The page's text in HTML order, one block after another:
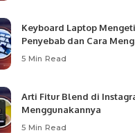
Keyboard Laptop
Penyebab dan Cara
5 Min Read
Arti Fitur Blend di
Menggunakannya
5 Min Read